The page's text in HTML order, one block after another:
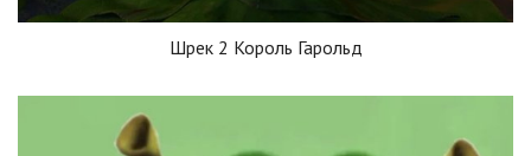
Шрек 2 Король Гарольд